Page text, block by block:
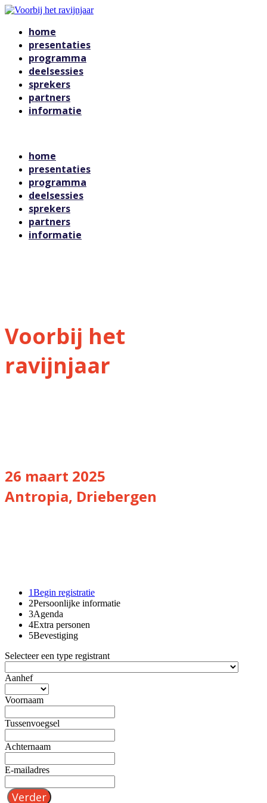
home
presentaties
programma
deelsessies
sprekers
partners
informatie
home
presentaties
programma
deelsessies
sprekers
partners
informatie
Voorbij het
ravijnjaar
26 maart 2025
Antropia, Driebergen
1Begin registratie
2Persoonlijke informatie
3Agenda
4Extra personen
5Bevestiging
Selecteer een type registrant
Aanhef
Voornaam
Tussenvoegsel
Achternaam
E-mailadres
Verder